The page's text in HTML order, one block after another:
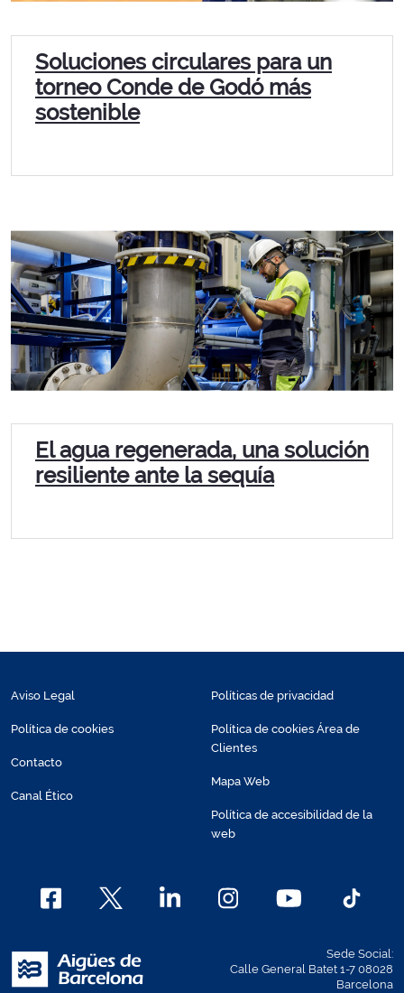
Soluciones circulares para un
torneo Conde de Godó más
sostenible
El agua regenerada, una solución
resiliente ante la sequía
Aviso Legal
Política de cookies
Contacto
Canal Ético
Políticas de privacidad
Política de cookies Área de
Clientes
Mapa Web
Política de accesibilidad de la
web
Sede Social:
Calle General Batet 1-7 08028
Barcelona